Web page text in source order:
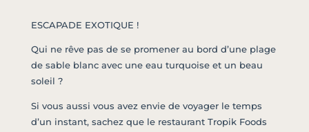
ESCAPADE EXOTIQUE !
Qui ne rêve pas de se promener au bord d’une plage
de sable blanc avec une eau turquoise et un beau
soleil ?
Si vous aussi vous avez envie de voyager le temps
d’un instant, sachez que le restaurant Tropik Foods